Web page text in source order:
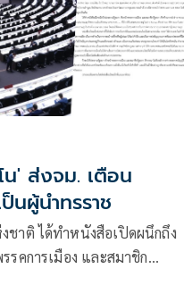
น' ส่งจม. เตือน
นผู้นำทรราช
าติ ได้ทำหนังสือเปิดผนึกถึง
คการเมือง และสมาชิก